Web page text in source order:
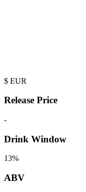
$ EUR
Release Price
-
Drink Window
13%
ABV